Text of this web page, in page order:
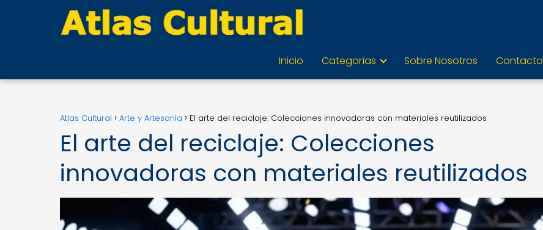
Inicio Categorías Sobre Nosotros Contacto
Atlas Cultural Arte y Artesanía El arte del reciclaje: Colecciones innovadoras con materiales reutilizados
El arte del reciclaje: Colecciones
innovadoras con materiales reutilizados